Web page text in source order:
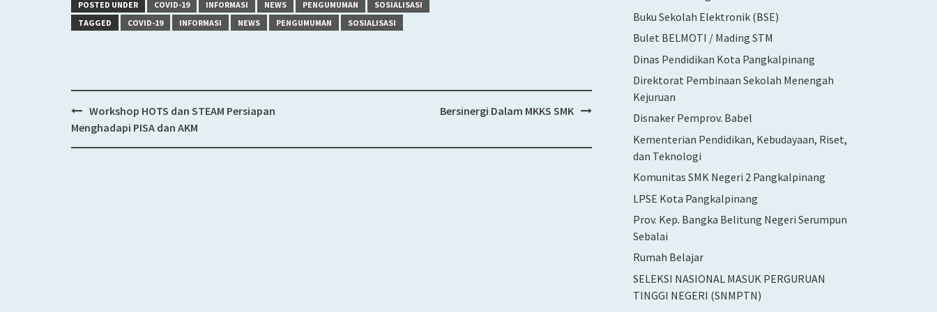
POSTED UNDER COVID-19 INFORMASI NEWS PENGUMUMAN
SOSIALISASI
TAGGED
COVID-19 INFORMASI NEWS PENGUMUMAN SOSIALISASI
Post
navigation
Workshop HOTS dan STEAM Persiapan
Menghadapi PISA dan AKM
Bersinergi Dalam MKKS SMK
Buku Sekolah Elektronik (BSE)
Bulet BELMOTI / Mading STM
Dinas Pendidikan Kota Pangkalpinang
Direktorat Pembinaan Sekolah Menengah
Kejuruan
Disnaker Pemprov. Babel
Kementerian Pendidikan, Kebudayaan, Riset,
dan Teknologi
Komunitas SMK Negeri 2 Pangkalpinang
LPSE Kota Pangkalpinang
Prov. Kep. Bangka Belitung Negeri Serumpun
Sebalai
Rumah Belajar
SELEKSI NASIONAL MASUK PERGURUAN
TINGGI NEGERI (SNMPTN)